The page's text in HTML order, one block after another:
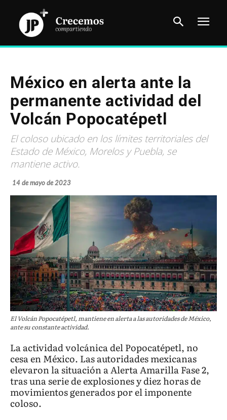
México en alerta ante la
permanente actividad del
Volcán Popocatépetl
El coloso ubicado en los límites territoriales del
Estado de México, Morelos y Puebla, se
mantiene activo.
14 de mayo de 2023
El Volcán Popocatépetl, mantiene en alerta a las autoridades de México,
ante su constante actividad.
La actividad volcánica del Popocatépetl, no
cesa en México. Las autoridades mexicanas
elevaron la situación a Alerta Amarilla Fase 2,
tras una serie de explosiones y diez horas de
movimientos generados por el imponente
coloso.